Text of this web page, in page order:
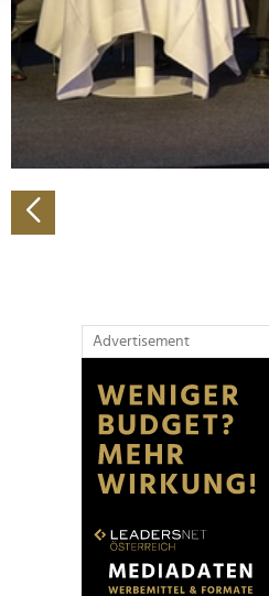
Abschnitt Einzelheiten
fest.
Wir verwenden Cookies, um
personalisieren, Funktionen für
Verwendung unserer Website
soziale Medien, Werbung und
Partner führen diese
Advertisement